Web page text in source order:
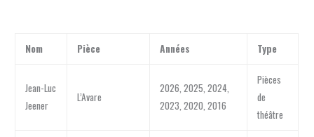
Nom Pièce Années Type
Jean-Luc
Jeener
L’Avare
2026, 2025, 2024,
2023, 2020, 2016
Pièces
de
théâtre